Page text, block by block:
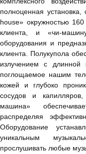
полноценная
house» окружностью
клиента, и «чи-
оборудования и
клиента. Полукупола
излучением с
поглощаемое нашим
кожей и глубоко
сосудов и
машина»
распределяя
Оборудование
уникальным
прослушивать любые